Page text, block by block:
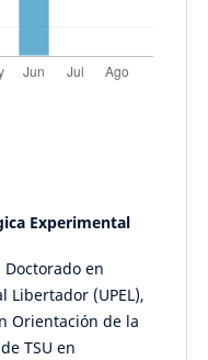
Experimental
en
Libertador (UPEL),
Orientación de la
TSU en